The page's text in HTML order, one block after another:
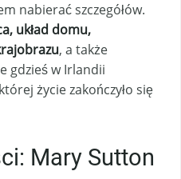
nabierać szczegółów.
układ domu,
, a także
gdzieś w Irlandii
życie zakończyło się
Mary Sutton